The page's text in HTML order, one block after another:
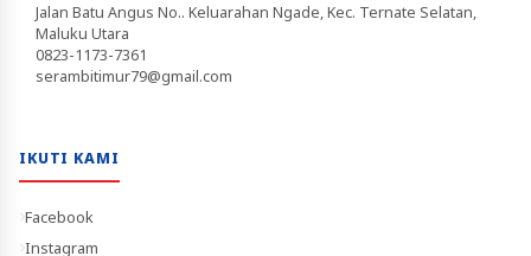
Jalan Batu Angus No.. Keluarahan Ngade, Kec. Ternate Selatan,
Maluku Utara
0823-1173-7361
serambitimur79@gmail.com
IKUTI KAMI
Facebook
Instagram